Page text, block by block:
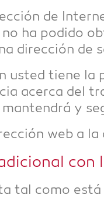
de
ha podi­do
dirección de
usted tiene la
acer­ca del
y
web a la
con
tal como